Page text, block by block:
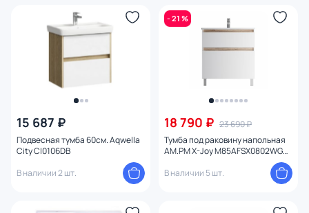
15 687 ₽
Подвесная тумба 60см. Aqwella
City CI0106DB
В наличии 2 шт.
- 21 %
18 790 ₽ 23 690 ₽
Тумба под раковину напольная
AM.PM X-Joy M85AFSX0802WG
В наличии 5 шт.